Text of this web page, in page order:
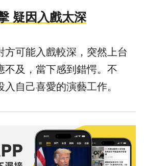
疑因入戲太深
方可能入戲較深，突然上台
不及，當下感到錯愕。不
自己喜愛的演藝工作。